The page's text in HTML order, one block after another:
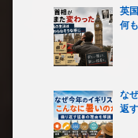
英
何
な
返